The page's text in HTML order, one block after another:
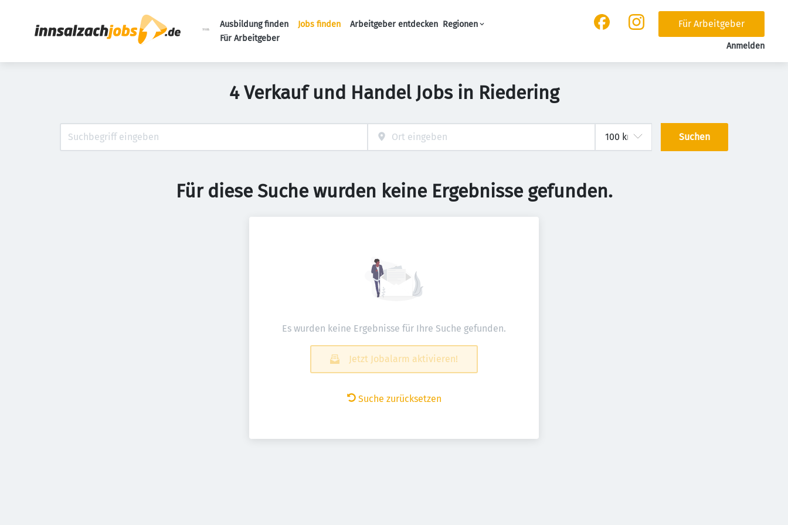
Ausbildung finden Jobs finden Arbeitgeber entdecken Regionen
Für Arbeitgeber
Für Arbeitgeber
Anmelden
4 Verkauf und Handel Jobs in Riedering
Suchen
Für diese Suche wurden keine Ergebnisse gefunden.
Es wurden keine Ergebnisse für Ihre Suche gefunden.
Jetzt Jobalarm aktivieren!
Suche zurücksetzen